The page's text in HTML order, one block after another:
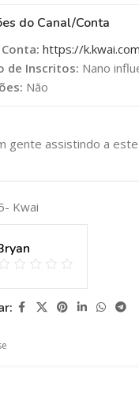
do Canal/Conta
https://
de Inscritos: Nano
Não
gente assistindo a
Kwai